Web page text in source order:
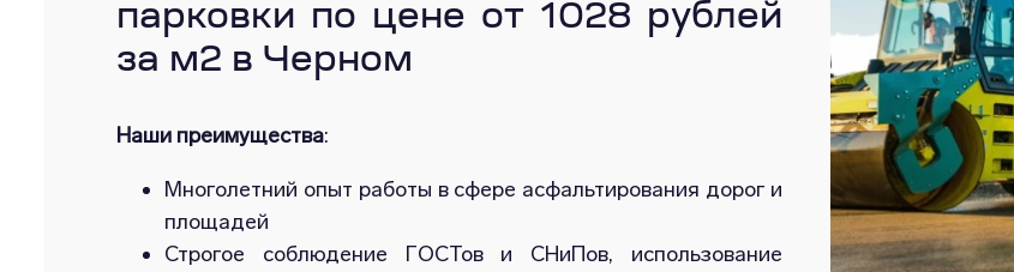
парковки по цене от 1028 рублей
за м2 в Черном
Наши преимущества:
Многолетний опыт работы в сфере асфальтирования дорог и
площадей
Строгое соблюдение ГОСТов и СНиПов, использование